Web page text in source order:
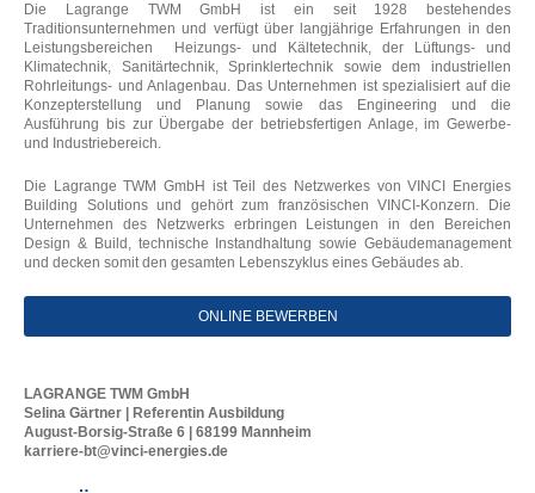
Die Lagrange TWM GmbH ist ein seit 1928 bestehendes
Traditionsunternehmen und verfügt über langjährige Erfahrungen in den
Leistungsbereichen Heizungs- und Kältetechnik, der Lüftungs- und
Klimatechnik, Sanitärtechnik, Sprinklertechnik sowie dem industriellen
Rohrleitungs- und Anlagenbau. Das Unternehmen ist spezialisiert auf die
Konzepterstellung und Planung sowie das Engineering und die
Ausführung bis zur Übergabe der betriebsfertigen Anlage, im Gewerbe-
und Industriebereich.
Die Lagrange TWM GmbH ist Teil des Netzwerkes von VINCI Energies
Building Solutions und gehört zum französischen VINCI-Konzern. Die
Unternehmen des Netzwerks erbringen Leistungen in den Bereichen
Design & Build, technische Instandhaltung sowie Gebäudemanagement
und decken somit den gesamten Lebenszyklus eines Gebäudes ab.
ONLINE BEWERBEN
LAGRANGE TWM GmbH
Selina Gärtner | Referentin Ausbildung
August-Borsig-Straße 6 | 68199 Mannheim
karriere-bt@vinci-energies.de